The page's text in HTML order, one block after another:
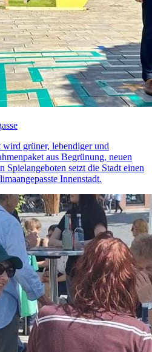
grüner, lebendiger und
aus Begrünung, neuen
Spielangeboten setzt die Stadt einen
Innenstadt.